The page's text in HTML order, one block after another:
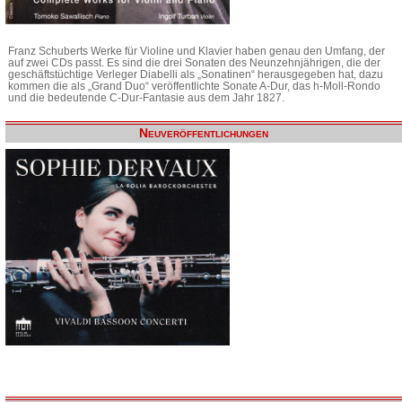
Franz Schuberts Werke für Violine und Klavier haben genau den Umfang, der
auf zwei CDs passt. Es sind die drei Sonaten des Neunzehnjährigen, die der
geschäftstüchtige Verleger Diabelli als „Sonatinen“ herausgegeben hat, dazu
kommen die als „Grand Duo“ veröffentlichte Sonate A-Dur, das h-Moll-Rondo
und die bedeutende C-Dur-Fantasie aus dem Jahr 1827.
Neuveröffentlichungen